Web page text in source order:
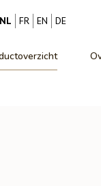
NL FR EN DE